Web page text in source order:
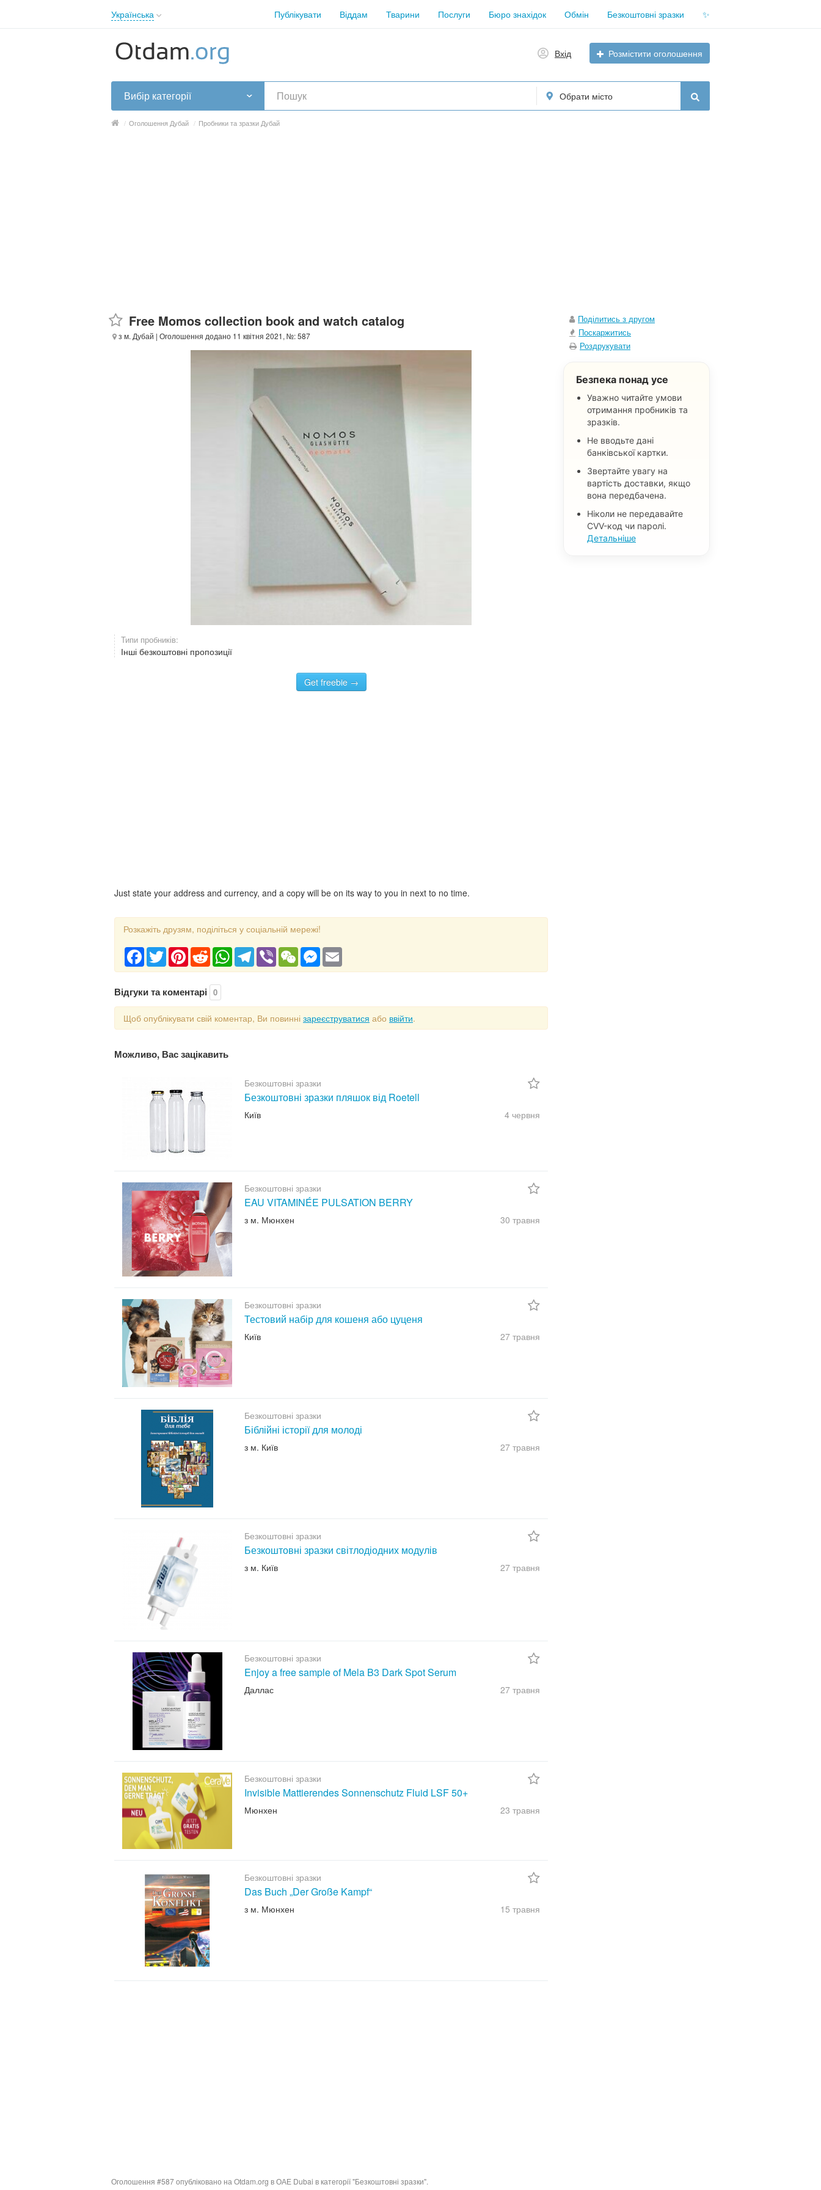
Українська
English
Русский
Українська
Публікувати Віддам Тварини Послуги Бюро знахідок Обмін Безкоштовні зразки ✨
Вхід Розмістити оголошення
Вибір категорії Обрати місто
/ Оголошення Дубай / Пробники та зразки Дубай
Free Momos collection book and watch catalog
з м. Дубай | Оголошення додано 11 квітня 2021, №: 587
Типи пробників:
Інші безкоштовні пропозиції
Get freebie →
Just state your address and currency, and a copy will be on its way to you in next to no time.
Розкажіть друзям, поділіться у соціальній мережі!
Facebook
TwitterPinterestRedditWhatsAppTelegram
Viber WeChatMessenger
Відгуки та коментарі 0
Щоб опублікувати свій коментар, Ви повинні зареєструватися або ввійти.
Можливо, Вас зацікавить
Безкоштовні зразки
Безкоштовні зразки пляшок від Roetell
Київ 4 червня
Безкоштовні зразки
EAU VITAMINÉE PULSATION BERRY
з м. Мюнхен 30 травня
Безкоштовні зразки
Тестовий набір для кошеня або цуценя
Київ 27 травня
Безкоштовні зразки
Біблійні історії для молоді
з м. Київ 27 травня
Безкоштовні зразки
Безкоштовні зразки світлодіодних модулів
з м. Київ 27 травня
Безкоштовні зразки
Enjoy a free sample of Mela B3 Dark Spot Serum
Даллас 27 травня
Безкоштовні зразки
Invisible Mattierendes Sonnenschutz Fluid LSF 50+
Мюнхен 23 травня
Безкоштовні зразки
Das Buch „Der Große Kampf“
з м. Мюнхен 15 травня
Поділитись з другом
Поскаржитись
Роздрукувати
Безпека понад усе
Уважно читайте умови
отримання пробників та
зразків.
Не вводьте дані
банківської картки.
Звертайте увагу на
вартість доставки, якщо
вона передбачена.
Ніколи не передавайте
CVV-код чи паролі.
Детальніше
Оголошення #587 опубліковано на Otdam.org в ОАЕ Dubai в категорії "Безкоштовні зразки".